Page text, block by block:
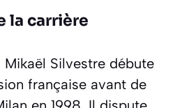
la carrière
Mikaël Silvestre débute
française avant de